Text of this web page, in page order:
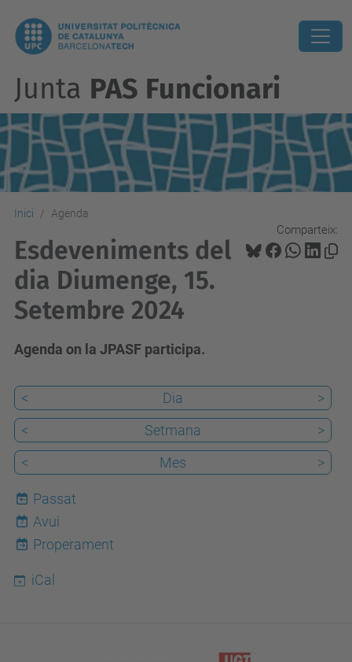
Junta PAS Funcionari
Inici Agenda
Comparteix:
Esdeveniments del
dia Diumenge, 15.
Setembre 2024
Agenda on la JPASF participa.
< Dia
>
<
Setmana
>
<
Mes >
Passat
7
Avui
Properament
iCal